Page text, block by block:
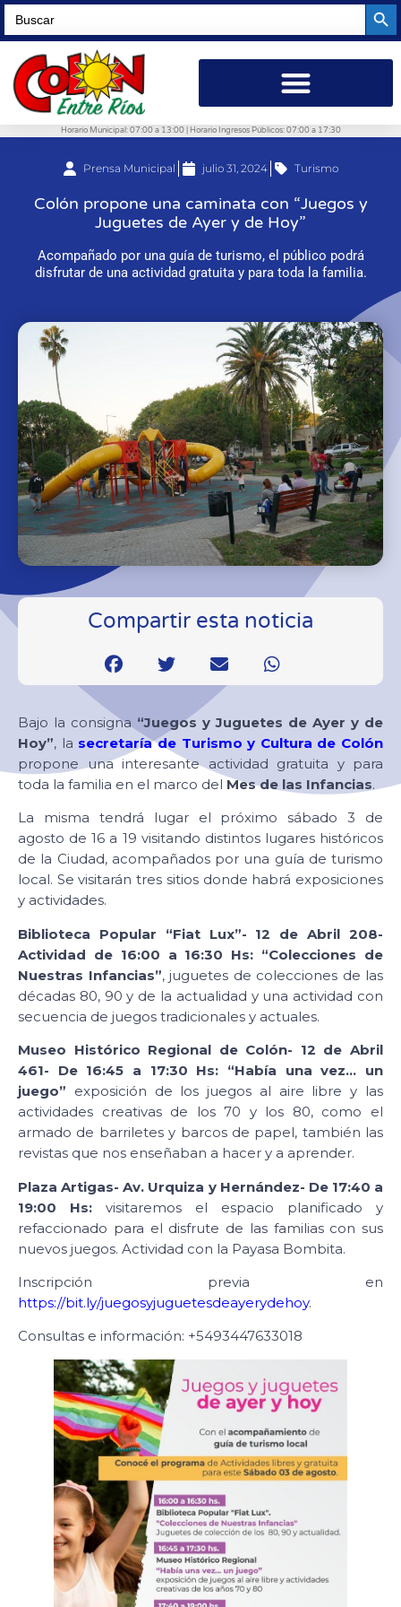
Search
for:
Horario Municipal: 07:00 a 13:00 | Horario Ingresos Públicos: 07:00 a 17:30
Prensa Municipal julio 31, 2024 Turismo
Colón propone una caminata con “Juegos y
Juguetes de Ayer y de Hoy”
Acompañado por una guía de turismo, el público podrá
disfrutar de una actividad gratuita y para toda la familia.
Compartir esta noticia
Bajo la consigna “Juegos y Juguetes de Ayer y de
Hoy”, la secretaría de Turismo y Cultura de Colón
propone una interesante actividad gratuita y para
toda la familia en el marco del Mes de las Infancias.
La misma tendrá lugar el próximo sábado 3 de
agosto de 16 a 19 visitando distintos lugares históricos
de la Ciudad, acompañados por una guía de turismo
local. Se visitarán tres sitios donde habrá exposiciones
y actividades.
Biblioteca Popular “Fiat Lux”- 12 de Abril 208-
Actividad de 16:00 a 16:30 Hs: “Colecciones de
Nuestras Infancias”, juguetes de colecciones de las
décadas 80, 90 y de la actualidad y una actividad con
secuencia de juegos tradicionales y actuales.
Museo Histórico Regional de Colón- 12 de Abril
461- De 16:45 a 17:30 Hs: “Había una vez… un
juego” exposición de los juegos al aire libre y las
actividades creativas de los 70 y los 80, como el
armado de barriletes y barcos de papel, también las
revistas que nos enseñaban a hacer y a aprender.
Plaza Artigas- Av. Urquiza y Hernández- De 17:40 a
19:00 Hs: visitaremos el espacio planificado y
refaccionado para el disfrute de las familias con sus
nuevos juegos. Actividad con la Payasa Bombita.
Inscripción previa en
https://bit.ly/juegosyjuguetesdeayerydehoy.
Consultas e información: +5493447633018